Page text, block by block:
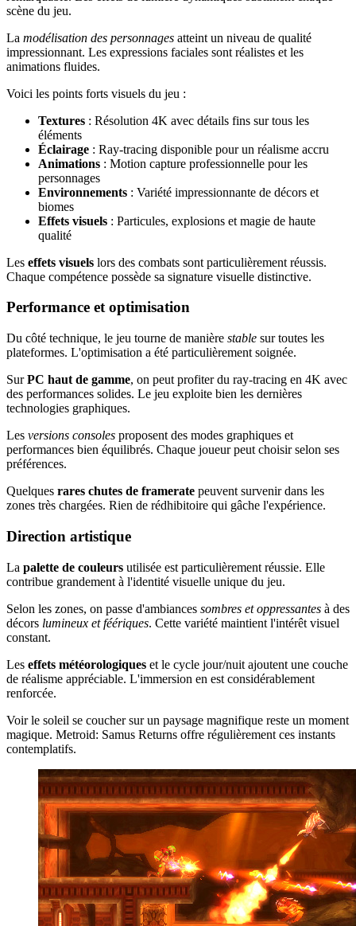
scène du jeu.
La modélisation des personnages atteint un niveau de qualité
impressionnant. Les expressions faciales sont réalistes et les
animations fluides.
Voici les points forts visuels du jeu :
Textures : Résolution 4K avec détails fins sur tous les
éléments
Éclairage : Ray-tracing disponible pour un réalisme accru
Animations : Motion capture professionnelle pour les
personnages
Environnements : Variété impressionnante de décors et
biomes
Effets visuels : Particules, explosions et magie de haute
qualité
Les effets visuels lors des combats sont particulièrement réussis.
Chaque compétence possède sa signature visuelle distinctive.
Performance et optimisation
Du côté technique, le jeu tourne de manière stable sur toutes les
plateformes. L'optimisation a été particulièrement soignée.
SurPC haut de gamme, on peut profiter du ray-tracing en 4K avec
des performances solides. Le jeu exploite bien les dernières
technologies graphiques.
Les versions consoles proposent des modes graphiques et
performances bien équilibrés. Chaque joueur peut choisir selon ses
préférences.
Quelques rares chutes de framerate peuvent survenir dans les
zones très chargées. Rien de rédhibitoire qui gâche l'expérience.
Direction artistique
La palette de couleurs utilisée est particulièrement réussie. Elle
contribue grandement à l'identité visuelle unique du jeu.
Selon les zones, on passe d'ambiances sombres et oppressantes à des
décors lumineux et féériques. Cette variété maintient l'intérêt visuel
constant.
Les effets météorologiques et le cycle jour/nuit ajoutent une couche
de réalisme appréciable. L'immersion en est considérablement
renforcée.
Voir le soleil se coucher sur un paysage magnifique reste un moment
magique. Metroid: Samus Returns offre régulièrement ces instants
contemplatifs.